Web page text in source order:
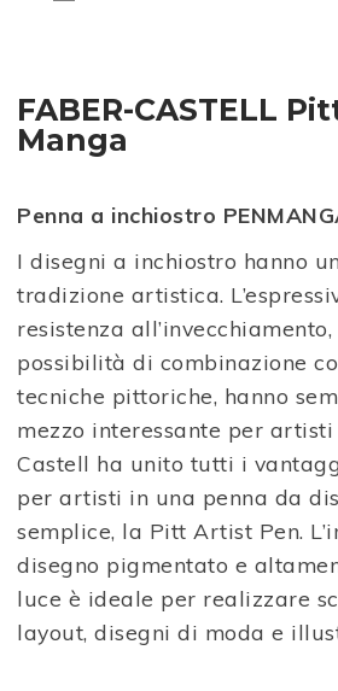
FABER-CASTELL
Manga
Penna a inchiostro
I disegni a inchiostro hanno
tradizione artistica.
resistenza
possibilità di combinazione
tecniche pittoriche, hanno
mezzo interessante per
Castell ha unito tutti i
per artisti in una penna da
semplice, la Pitt Artist Pen.
disegno pigmentato e
luce è ideale per realizzare
layout, disegni di moda e